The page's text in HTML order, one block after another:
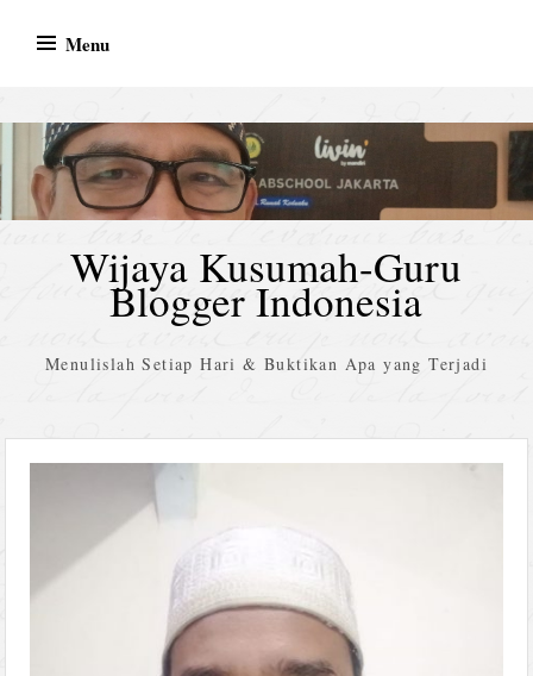
Menu
Wijaya Kusumah-Guru
Blogger Indonesia
Menulislah Setiap Hari & Buktikan Apa yang Terjadi